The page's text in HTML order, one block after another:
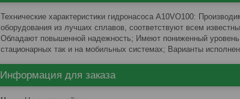
Технические характеристики гидронасоса A10VO100:
оборудования из лучших сплавов, соответствуют всем
Обладают повышенной надежность; Имеют пониженный
стационарных так и на мобильных системах; Варианты
Информация для заказа